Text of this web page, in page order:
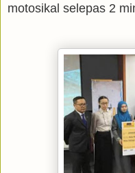
motosikal selepas 2